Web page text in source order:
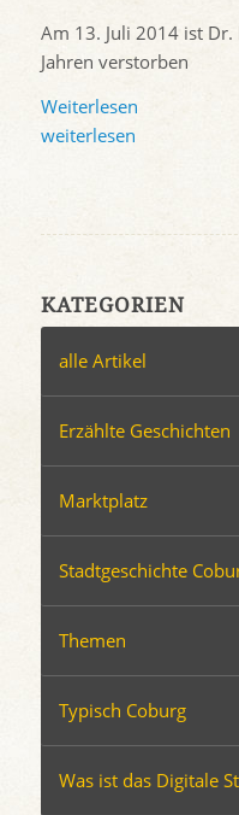
Am 13. Juli 2014 ist
Jahren verstorben
Weiterlesen
weiterlesen
KATEGORIEN
alle Artikel
Erzählte Geschichten
Marktplatz
Stadtgeschichte
Themen
Typisch Coburg
Was ist das Digitale